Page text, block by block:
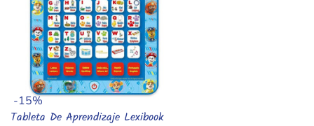
-15%
Añadir Al Carrito
Tableta De Aprendizaje Lexibook